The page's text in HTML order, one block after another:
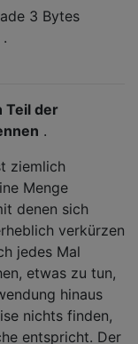
3 Bytes
.
Teil der
.
ziemlich
Menge
denen sich
verkürzen
jedes Mal
etwas zu tun,
hinaus
nichts finden,
entspricht. Der